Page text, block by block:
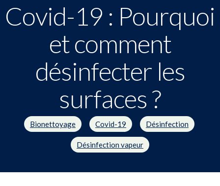
Covid-19 : Pourquoi
et comment
désinfecter les
surfaces ?